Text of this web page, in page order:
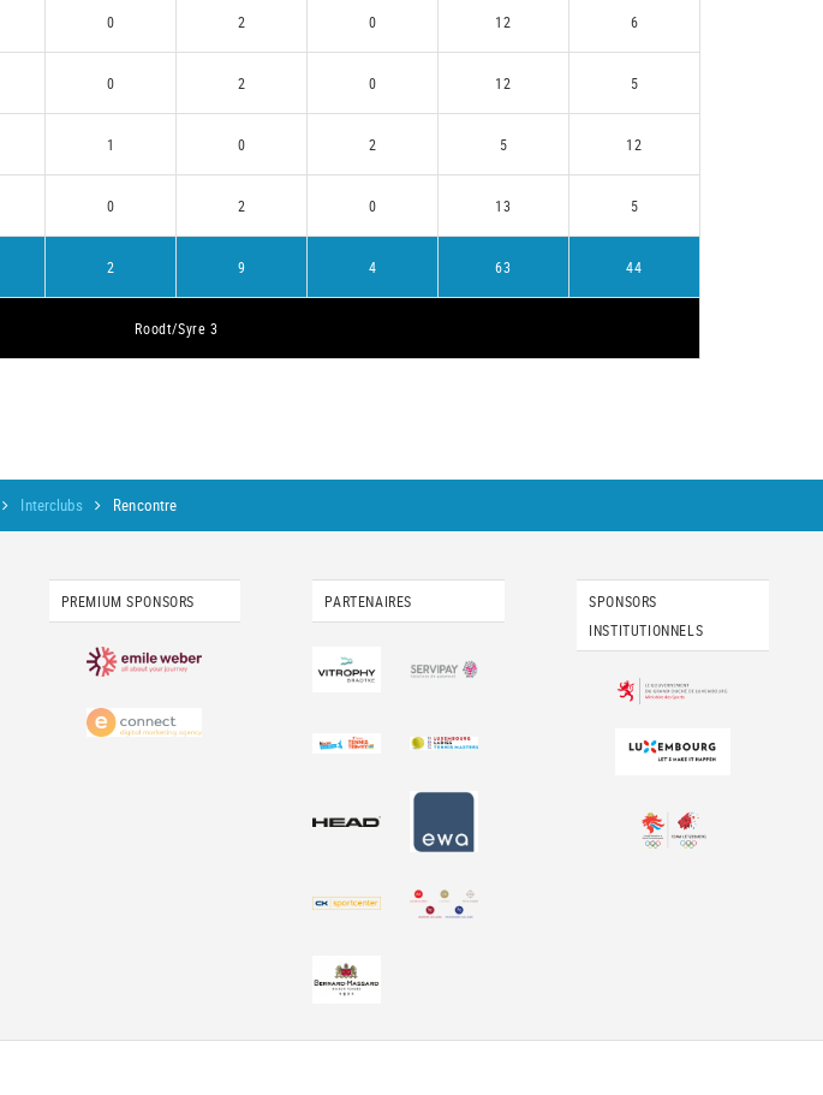
0 2 0 12 6
0 2 0 12 5
1 0 2 5 12
0 2 0 13 5
2 9 4 63 44
Roodt/Syre 3
Interclubs Rencontre
PREMIUM SPONSORS PARTENAIRES
SPONSORS
INSTITUTIONNELS